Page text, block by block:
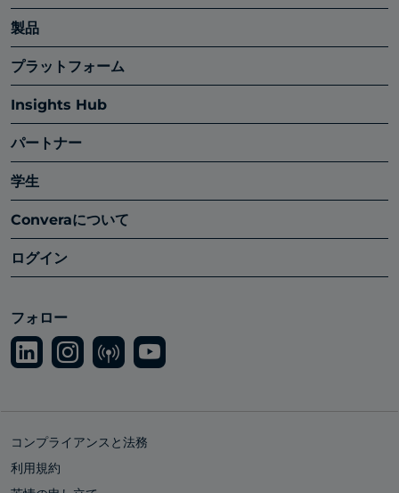
製品
プラットフォーム
Insights Hub
パートナー
学生
Converaについて
ログイン
フォロー
コンプライアンスと法務
利用規約